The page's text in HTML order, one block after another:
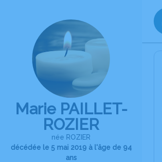
Marie PAILLET-
ROZIER
née ROZIER
décédée le 5 mai 2019 à l'âge de 94
ans